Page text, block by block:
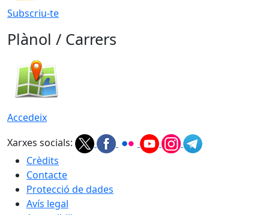
Subscriu-te
Plànol / Carrers
Accedeix
Xarxes socials:
Crèdits
Contacte
Protecció de dades
Avís legal